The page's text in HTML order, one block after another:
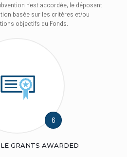
n'est accordée, le déposant
basée sur les critères et/ou
objectifs du Fonds.
6
GRANTS AWARDED